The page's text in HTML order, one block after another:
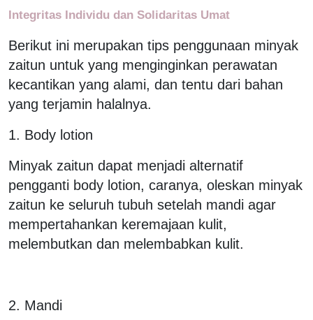
Integritas Individu dan Solidaritas Umat
Berikut ini merupakan tips penggunaan minyak
zaitun untuk yang menginginkan perawatan
kecantikan yang alami, dan tentu dari bahan
yang terjamin halalnya.
1. Body lotion
Minyak zaitun dapat menjadi alternatif
pengganti body lotion, caranya, oleskan minyak
zaitun ke seluruh tubuh setelah mandi agar
mempertahankan keremajaan kulit,
melembutkan dan melembabkan kulit.
2. Mandi